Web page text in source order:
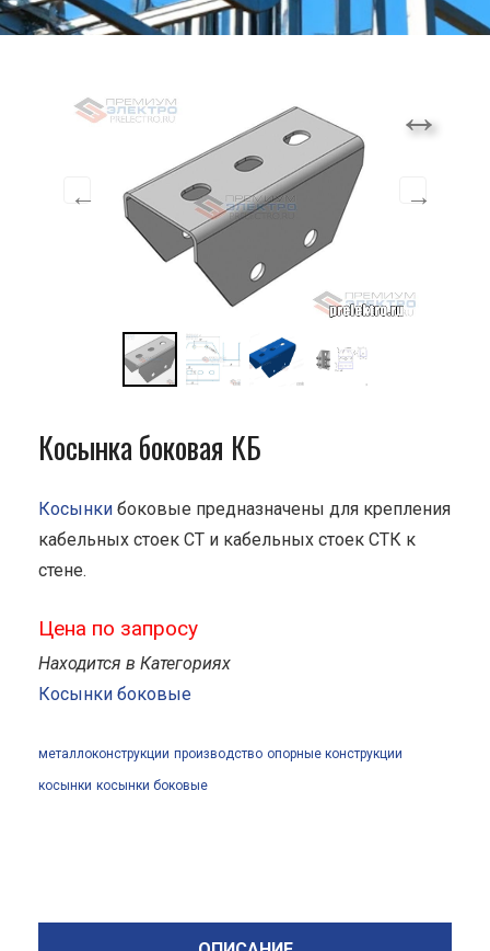
Косынка боковая КБ
Косынки боковые предназначены для крепления
кабельных стоек СТ и кабельных стоек СТК к
стене.
Цена по запросу
Находится в Категориях
Косынки боковые
металлоконструкции производство опорные конструкции
косынки косынки боковые